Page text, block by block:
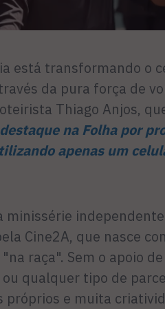
está transformando o
da pura força de
Thiago Anjos,
na Folha por
apenas um
Cine2A, que nasce
raça". Sem o apoio
qualquer tipo de
próprios e muita